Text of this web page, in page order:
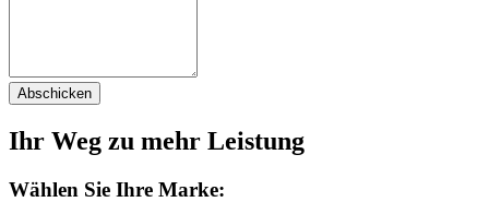
Abschicken
Ihr Weg zu mehr Leistung
Wählen Sie Ihre Marke: